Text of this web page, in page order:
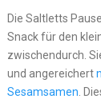
Die Saltletts
Snack für den
zwischendurch.
und angereichert
Sesamsamen .